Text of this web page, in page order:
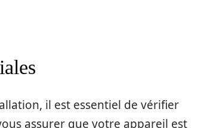
il est essentiel de vérifier
assurer que votre appareil est